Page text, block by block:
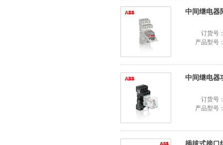
中间继电器
订货号
产品型号
中间继电器
订货号
产品型号